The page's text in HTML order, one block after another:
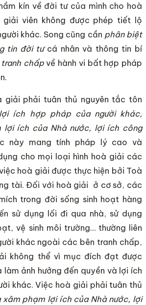
kín về đời tư của mình cho hoà
giải viên không được phép tiết lộ
khác. Song cũng cần phân biệt
tin đời tư cá nhân và thông tin bí
chấpvề hành vi bất hợp pháp
giải phải tuân thủ nguyên tắc tôn
ích hợp pháp của người khác,
lợi ích của Nhà nước, lợi ích công
này mang tính pháp lý cao và
cho mọi loại hình hoà giải các
hoà giải được thực hiện bởi Toà
tài. Đối với hoà giải ở cơ sở, các
trong đời sống sinh hoạt hàng
sử dụng lối đi qua nhà, sử dụng
vệ sinh môi trường… thường liên
khác ngoài các bên tranh chấp,
không thể vì mục đích đạt được
làm ảnh hưởng đến quyền và lợi ích
khác. Việc hoà giải phải tuân thủ
xâm phạm lợi ích của Nhà nước, lợi